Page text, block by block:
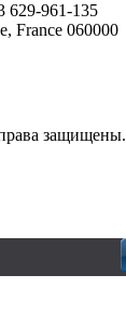
629-961-135
France 060000
защищены.